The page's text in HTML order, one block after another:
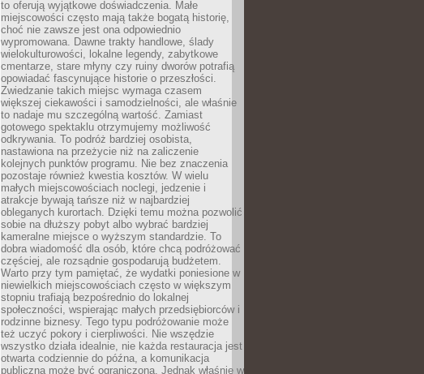
to oferują wyjątkowe doświadczenia. Małe
miejscowości często mają także bogatą historię,
choć nie zawsze jest ona odpowiednio
wypromowana. Dawne trakty handlowe, ślady
wielokulturowości, lokalne legendy, zabytkowe
cmentarze, stare młyny czy ruiny dworów potrafią
opowiadać fascynujące historie o przeszłości.
Zwiedzanie takich miejsc wymaga czasem
większej ciekawości i samodzielności, ale właśnie
to nadaje mu szczególną wartość. Zamiast
gotowego spektaklu otrzymujemy możliwość
odkrywania. To podróż bardziej osobista,
nastawiona na przeżycie niż na zaliczenie
kolejnych punktów programu. Nie bez znaczenia
pozostaje również kwestia kosztów. W wielu
małych miejscowościach noclegi, jedzenie i
atrakcje bywają tańsze niż w najbardziej
obleganych kurortach. Dzięki temu można pozwolić
sobie na dłuższy pobyt albo wybrać bardziej
kameralne miejsce o wyższym standardzie. To
dobra wiadomość dla osób, które chcą podróżować
częściej, ale rozsądnie gospodarują budżetem.
Warto przy tym pamiętać, że wydatki poniesione w
niewielkich miejscowościach często w większym
stopniu trafiają bezpośrednio do lokalnej
społeczności, wspierając małych przedsiębiorców i
rodzinne biznesy. Tego typu podróżowanie może
też uczyć pokory i cierpliwości. Nie wszędzie
wszystko działa idealnie, nie każda restauracja jest
otwarta codziennie do późna, a komunikacja
publiczna może być ograniczona. Jednak właśnie w